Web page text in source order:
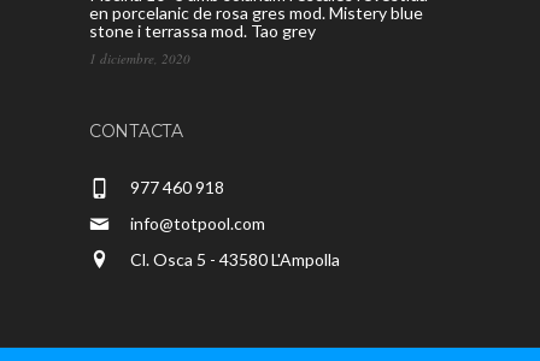
en porcelanic de rosa gres mod. Mistery blue
stone i terrassa mod. Tao grey
1 diciembre, 2020
CONTACTA
977 460 918
info@totpool.com
Cl. Osca 5 - 43580 L'Ampolla